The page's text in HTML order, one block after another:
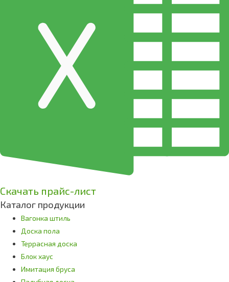
Скачать прайс-лист
Каталог продукции
Вагонка штиль
Доска пола
Террасная доска
Блок хаус
Имитация бруса